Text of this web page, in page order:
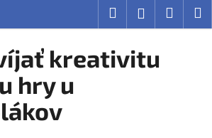
Hľadať Prihlásenie
kreativitu
hry u